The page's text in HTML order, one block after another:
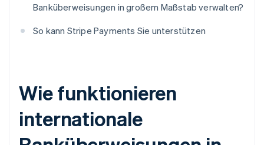
Banküberweisungen in großem Maßstab verwalten?
So kann Stripe Payments Sie unterstützen
Wie funktionieren
internationale